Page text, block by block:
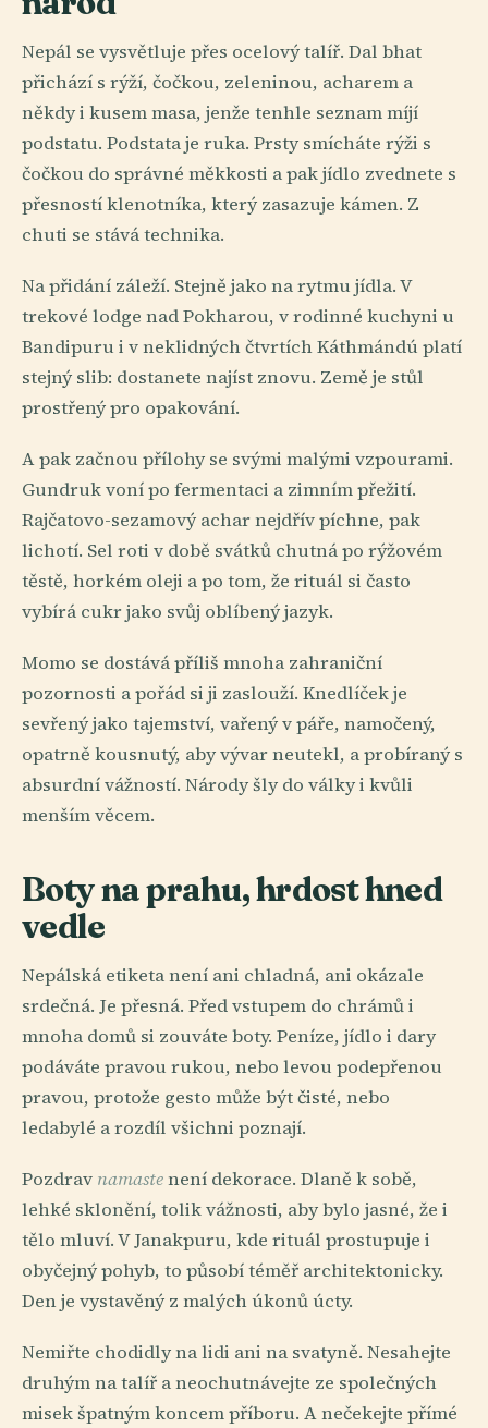
Nepál se vysvětluje přes ocelový talíř. Dal bhat
přichází s rýží, čočkou, zeleninou, acharem a
někdy i kusem masa, jenže tenhle seznam míjí
podstatu. Podstata je ruka. Prsty smícháte rýži s
čočkou do správné měkkosti a pak jídlo zvednete s
přesností klenotníka, který zasazuje kámen. Z
chuti se stává technika.
Na přidání záleží. Stejně jako na rytmu jídla. V
trekové lodge nad Pokharou, v rodinné kuchyni u
Bandipuru i v neklidných čtvrtích Káthmándú platí
stejný slib: dostanete najíst znovu. Země je stůl
prostřený pro opakování.
A pak začnou přílohy se svými malými vzpourami.
Gundruk voní po fermentaci a zimním přežití.
Rajčatovo-sezamový achar nejdřív píchne, pak
lichotí. Sel roti v době svátků chutná po rýžovém
těstě, horkém oleji a po tom, že rituál si často
vybírá cukr jako svůj oblíbený jazyk.
Momo se dostává příliš mnoha zahraniční
pozornosti a pořád si ji zaslouží. Knedlíček je
sevřený jako tajemství, vařený v páře, namočený,
opatrně kousnutý, aby vývar neutekl, a probíraný s
absurdní vážností. Národy šly do války i kvůli
menším věcem.
Boty na prahu, hrdost hned
vedle
Nepálská etiketa není ani chladná, ani okázale
srdečná. Je přesná. Před vstupem do chrámů i
mnoha domů si zouváte boty. Peníze, jídlo i dary
podáváte pravou rukou, nebo levou podepřenou
pravou, protože gesto může být čisté, nebo
ledabylé a rozdíl všichni poznají.
Pozdrav namastenení dekorace. Dlaně k sobě,
lehké sklonění, tolik vážnosti, aby bylo jasné, že i
tělo mluví. V Janakpuru, kde rituál prostupuje i
obyčejný pohyb, to působí téměř architektonicky.
Den je vystavěný z malých úkonů úcty.
Nemiřte chodidly na lidi ani na svatyně. Nesahejte
druhým na talíř a neochutnávejte ze společných
misek špatným koncem příboru. A nečekejte přímé